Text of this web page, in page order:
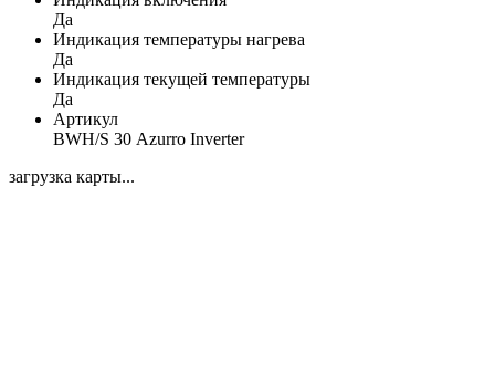
Да
Индикация температуры нагрева
Да
Индикация текущей температуры
Да
Артикул
BWH/S 30 Azurro Inverter
загрузка карты...